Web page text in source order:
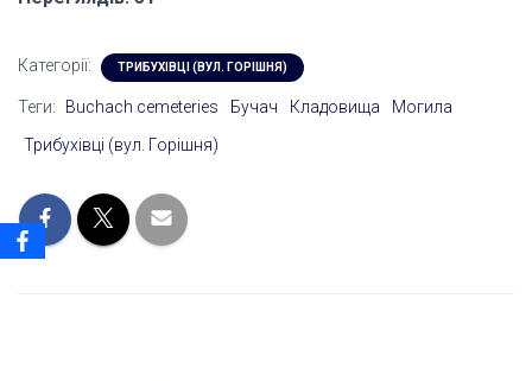
Категорії: ТРИБУХІВЦІ (ВУЛ. ГОРІШНЯ)
Теги: Buchach cemeteries Бучач Кладовища
Могила
Трибухівці (вул. Горішня)